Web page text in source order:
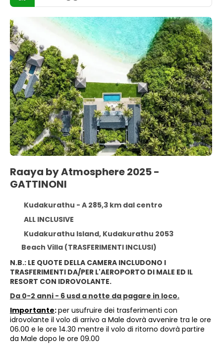
Raaya by Atmosphere 2025 -
GATTINONI
Kudakurathu - A 285,3 km dal centro
ALL INCLUSIVE
Kudakurathu Island, Kudakurathu 2053
Beach Villa (TRASFERIMENTI INCLUSI)
N.B.: LE QUOTE DELLA CAMERA INCLUDONO I
TRASFERIMENTI DA/PER L'AEROPORTO DI MALE ED IL
RESORT CON IDROVOLANTE.
Da 0-2 anni - 6 usd a notte da pagare in loco.
Importante:per usufruire dei trasferimenti con
idrovolante il volo di arrivo a Male dovrà avvenire tra le ore
06.00 e le ore 14.30 mentre il volo di ritorno dovrà partire
da Male dopo le ore 09.00